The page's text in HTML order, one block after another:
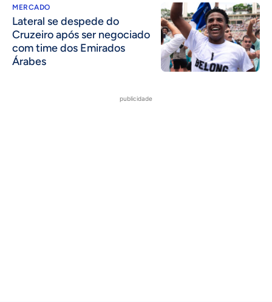
MERCADO
Lateral se despede do
Cruzeiro após ser negociado
com time dos Emirados
Árabes
publicidade